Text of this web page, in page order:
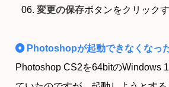
変更の保存ボタンをクリックす
Photoshopが起動できなくなっ
Photoshop CS2を64bitのWindows